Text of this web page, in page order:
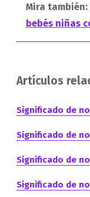
Mira también:
bebés niñas
Artículos
Significado de
Significado de
Significado de
Significado de